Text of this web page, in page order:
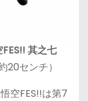
其之七
20センチ）
空FES!!は第7